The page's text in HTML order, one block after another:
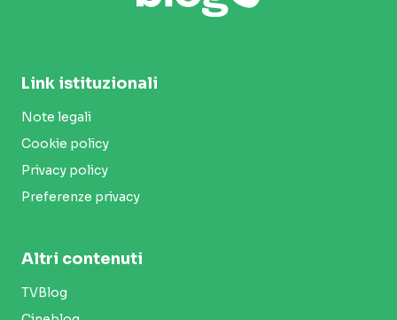
Link istituzionali
Note legali
Cookie policy
Privacy policy
Preferenze privacy
Altri contenuti
TVBlog